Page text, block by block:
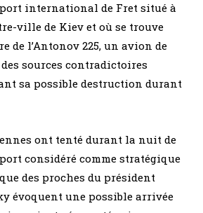
international de Fret situé à
ville de Kiev et où se trouve
de l’Antonov 225, un avion de
sources contradictoires
sa possible destruction durant
ont tenté durant la nuit de
considéré comme stratégique
des proches du président
évoquent une possible arrivée